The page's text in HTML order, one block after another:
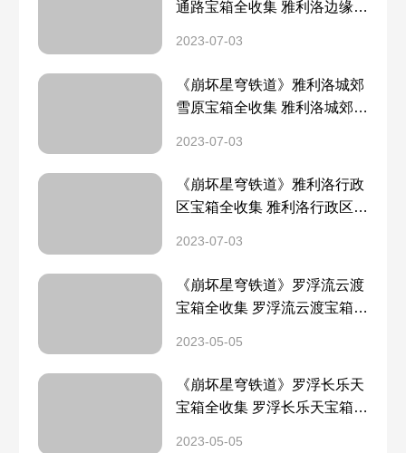
通路宝箱全收集 雅利洛边缘通
2023-07-03
《崩坏星穹铁道》雅利洛城郊
雪原宝箱全收集 雅利洛城郊雪
2023-07-03
《崩坏星穹铁道》雅利洛行政
区宝箱全收集 雅利洛行政区宝
2023-07-03
《崩坏星穹铁道》罗浮流云渡
宝箱全收集 罗浮流云渡宝箱分
2023-05-05
《崩坏星穹铁道》罗浮长乐天
宝箱全收集 罗浮长乐天宝箱分
2023-05-05